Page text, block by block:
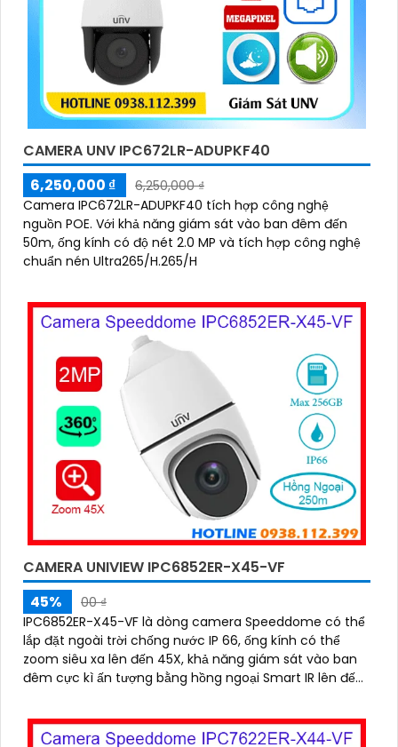
CAMERA UNV IPC672LR-ADUPKF40
6,250,000 ₫
6,250,000 ₫
Camera IPC672LR-ADUPKF40 tích hợp công nghệ
nguồn POE. Với khả năng giám sát vào ban đêm đến
50m, ống kính có độ nét 2.0 MP và tích hợp công nghệ
chuẩn nén Ultra265/H.265/H
CAMERA UNIVIEW IPC6852ER-X45-VF
45%
00 ₫
IPC6852ER-X45-VF là dòng camera Speeddome có thể
lắp đặt ngoài trời chống nước IP 66, ống kính có thể
zoom siêu xa lên đến 45X, khả năng giám sát vào ban
đêm cực kì ấn tượng bằng hồng ngoại Smart IR lên đến